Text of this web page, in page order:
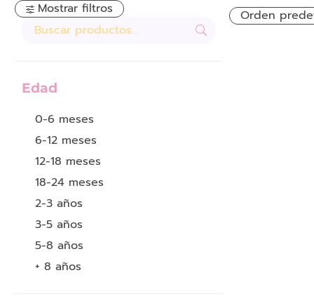
Mostrar filtros
Edad
0-6 meses
6-12 meses
12-18 meses
18-24 meses
2-3 años
3-5 años
5-8 años
+ 8 años
Orden